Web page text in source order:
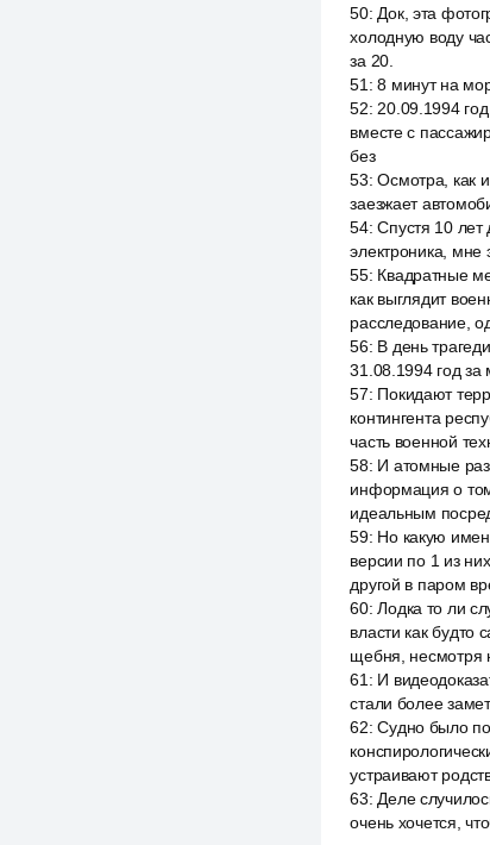
50: Док, эта
холодную воду
за 20.
51 :8 минут на
52: 20.09.1994
вместе с
без
53:Осмотра, как
заезжает
54:Спустя 10 лет
электроника, мне
55: Квадратные
как выглядит
расследование,
56: В день
31.08.1994 год за
57: Покидают
контингента
часть военной
58: И атомные
информация о
идеальным
59: Но какую
версии по 1 из
другой в паром
60:Лодка то ли
власти как будто
щебня, несмотря
61 : И
стали более
62:Судно было
устраивают
63: Деле
очень хочется,